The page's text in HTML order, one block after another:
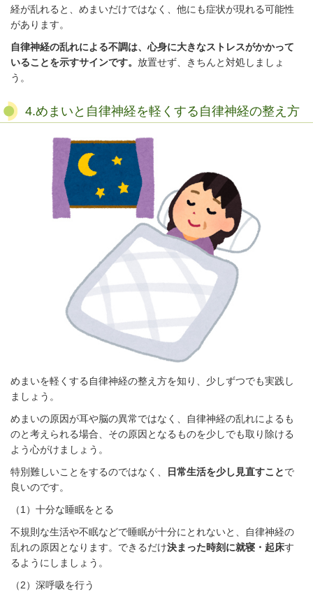
経が乱れると、めまいだけではなく、他にも症状が現れる可能性
があります。
自律神経の乱れによる不調は、心身に大きなストレスがかかって
いることを示すサインです。 放置せず、きちんと対処しましょ
う。
4.めまいと自律神経を軽くする自律神経の整え方
めまいを軽くする自律神経の整え方を知り、少しずつでも実践し
ましょう。
めまいの原因が耳や脳の異常ではなく、自律神経の乱れによるも
のと考えられる場合、その原因となるものを少しでも取り除ける
よう心がけましょう。
特別難しいことをするのではなく、
日常生活を少し見直すことで
良いのです。
（1）十分な睡眠をとる
不規則な生活や不眠などで睡眠が十分にとれないと、自律神経の
乱れの原因となります。できるだけ決まった時刻に就寝・起床す
るようにしましょう。
（2）深呼吸を行う